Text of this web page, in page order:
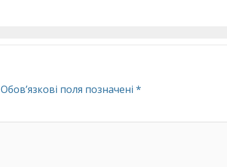
Обов’язкові поля позначені *